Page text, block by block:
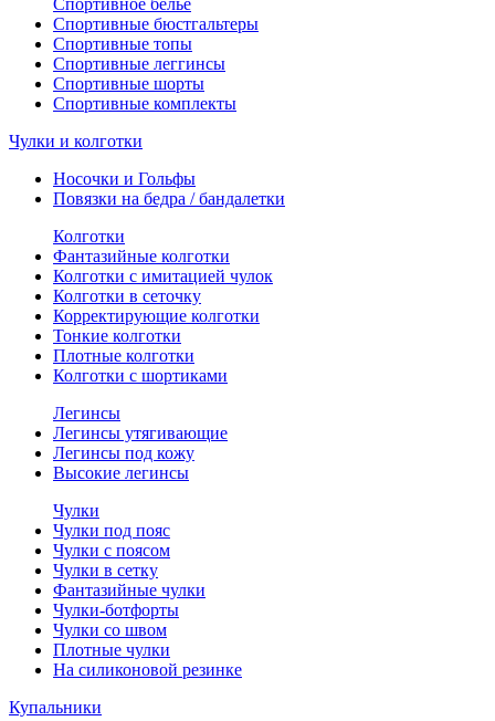
Спортивное белье
Спортивные бюстгальтеры
Спортивные топы
Спортивные леггинсы
Спортивные шорты
Спортивные комплекты
Чулки и колготки
Носочки и Гольфы
Повязки на бедра / бандалетки
Колготки
Фантазийные колготки
Колготки с имитацией чулок
Колготки в сеточку
Корректирующие колготки
Тонкие колготки
Плотные колготки
Колготки с шортиками
Легинсы
Легинсы утягивающие
Легинсы под кожу
Высокие легинсы
Чулки
Чулки под пояс
Чулки с поясом
Чулки в сетку
Фантазийные чулки
Чулки-ботфорты
Чулки со швом
Плотные чулки
На силиконовой резинке
Купальники